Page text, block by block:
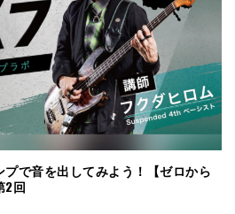
で音を出してみよう！【ゼロから
2回